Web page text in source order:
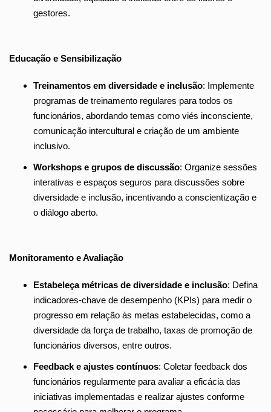
gestores.
Educação e Sensibilização
Treinamentos em diversidade e inclusão: Implemente
programas de treinamento regulares para todos os
funcionários, abordando temas como viés inconsciente,
comunicação intercultural e criação de um ambiente
inclusivo.
Workshops e grupos de discussão: Organize sessões
interativas e espaços seguros para discussões sobre
diversidade e inclusão, incentivando a conscientização e
o diálogo aberto.
Monitoramento e Avaliação
Estabeleça métricas de diversidade e inclusão: Defina
indicadores-chave de desempenho (KPIs) para medir o
progresso em relação às metas estabelecidas, como a
diversidade da força de trabalho, taxas de promoção de
funcionários diversos, entre outros.
Feedback e ajustes contínuos: Coletar feedback dos
funcionários regularmente para avaliar a eficácia das
iniciativas implementadas e realizar ajustes conforme